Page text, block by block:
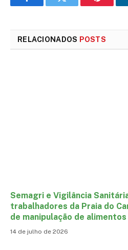
FacebookTwitter
RELACIONADOS POSTS
Semagri e Vigilância
trabalhadores da Praia do
de manipulação de alimentos
14 de julho de 2026